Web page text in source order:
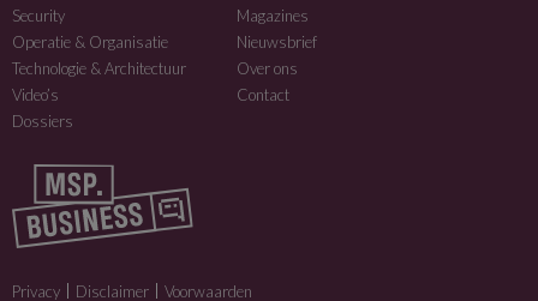
Security
Operatie & Organisatie
Technologie & Architectuur
Video’s
Dossiers
Magazines
Nieuwsbrief
Over ons
Contact
Privacy Disclaimer Voorwaarden